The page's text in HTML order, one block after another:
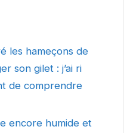
les hameçons de
son gilet : j’ai ri
de comprendre
encore humide et